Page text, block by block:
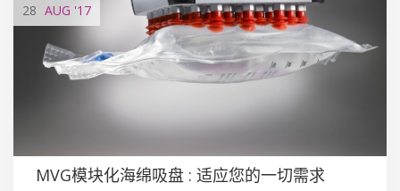
28 AUG '17
MVG模块化海绵吸盘 : 适应您的一切需求